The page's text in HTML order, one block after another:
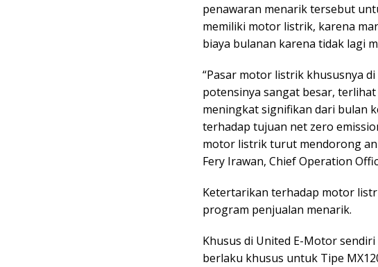
penawaran menarik tersebut
memiliki motor listrik, karena
biaya bulanan karena tidak lagi
“Pasar motor listrik khususnya
potensinya sangat besar,
meningkat signifikan dari bulan
terhadap tujuan net zero
motor listrik turut mendorong
Fery Irawan, Chief Operation
Ketertarikan terhadap motor
program penjualan menarik.
Khusus di United E-Motor
berlaku khusus untuk Tipe